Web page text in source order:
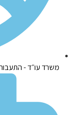
משרד עו״ד - התעבורן